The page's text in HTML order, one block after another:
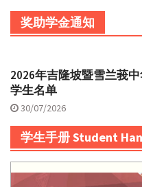
奖助学金通知
2026年吉隆坡暨雪兰莪
学生名单
30/07/2026
学生手册 Student